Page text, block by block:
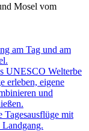
Mosel vom
am Tag und am
UNESCO Welterbe
erleben, eigene
und
Tagesausflüge mit